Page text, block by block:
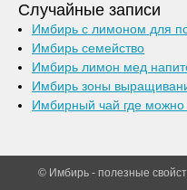
Случайные записи
Имбирь с лимоном для
Имбирь семейство
Имбирь лимон мед
Имбирь зоны
Имбирный чай где можно
© Имбирь - полезные